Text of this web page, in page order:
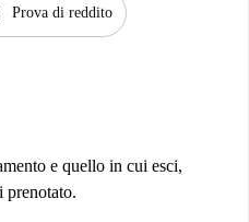
Prova di reddito
e quello in cui esci,
prenotato.